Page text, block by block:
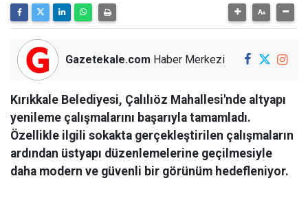
Gazetekale.com Haber Merkezi
Kırıkkale Belediyesi, Çalılıöz Mahallesi'nde altyapı
yenileme çalışmalarını başarıyla tamamladı.
Özellikle ilgili sokakta gerçekleştirilen çalışmaların
ardından üstyapı düzenlemelerine geçilmesiyle
daha modern ve güvenli bir görünüm hedefleniyor.